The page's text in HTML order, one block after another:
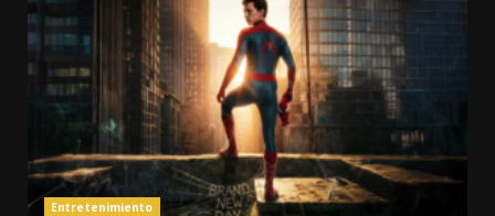
Entretenimiento